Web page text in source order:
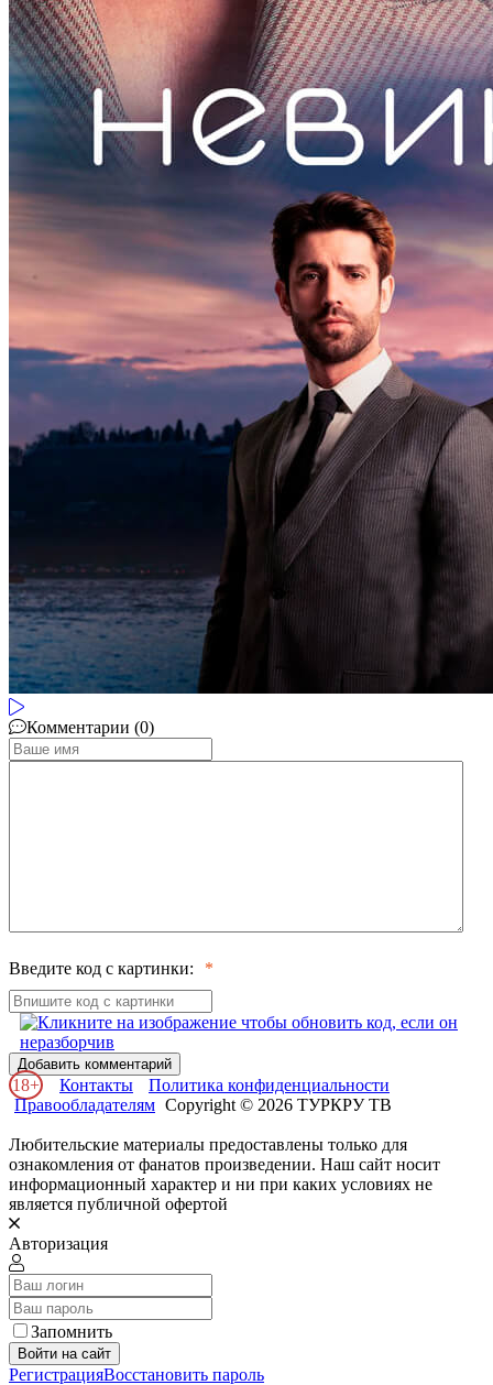
Комментарии (0)
Введите код с картинки:
Добавить комментарий
18+ Контакты
Политика конфиденциальности
Правообладателям Copyright © 2026 ТУРКРУ ТВ
Любительские материалы предоставлены только для
ознакомления от фанатов произведении. Наш сайт носит
информационный характер и ни при каких условиях не
является публичной офертой
Авторизация
Запомнить
Войти на сайт
РегистрацияВосстановить пароль